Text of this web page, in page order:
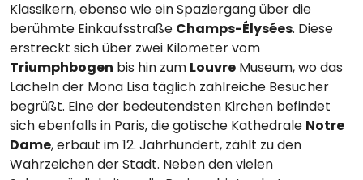
Klassikern, ebenso wie ein Spaziergang über die
berühmte Einkaufsstraße Champs-Élysées. Diese
erstreckt sich über zwei Kilometer vom
Triumphbogen bis hin zum Louvre Museum, wo das
Lächeln der Mona Lisa täglich zahlreiche Besucher
begrüßt. Eine der bedeutendsten Kirchen befindet
sich ebenfalls in Paris, die gotische Kathedrale Notre
Dame, erbaut im 12. Jahrhundert, zählt zu den
Wahrzeichen der Stadt. Neben den vielen